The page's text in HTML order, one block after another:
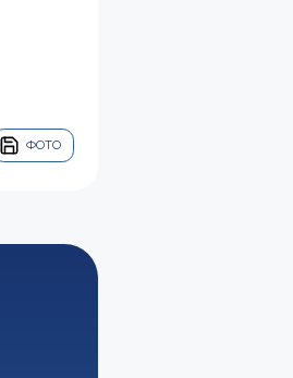
ФОТО